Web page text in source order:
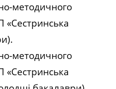
методичного
методичного